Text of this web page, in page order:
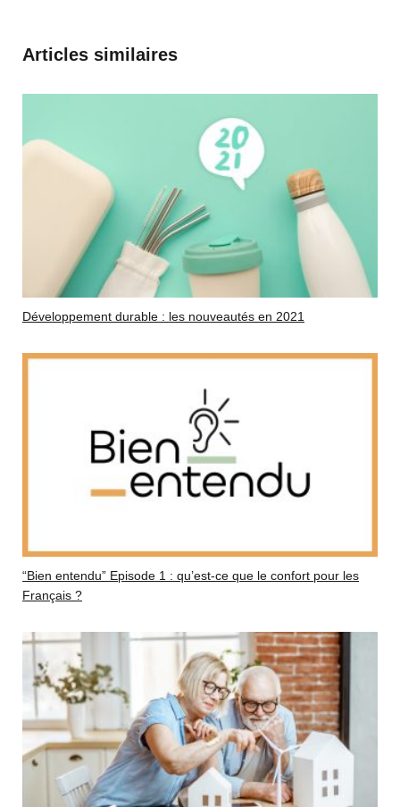
Articles similaires
Développement durable : les nouveautés en 2021
“Bien entendu” Episode 1 : qu’est-ce que le confort pour les
Français ?